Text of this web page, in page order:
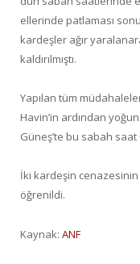
ellerinde patlaması
kardeşler ağır
kaldırılmıştı.
Yapılan tüm
Havin’in ardından
Güneş’te bu sabah saat
İki kardeşin cenazesinin
öğrenildi.
Kaynak: ANF